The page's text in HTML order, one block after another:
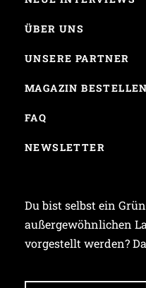
ÜBER UNS
UNSERE PARTNER
MAGAZIN BESTELLEN
FAQ
NEWSLETTER
Du bist selbst ein
außergewöhnlichen
vorgestellt werden?